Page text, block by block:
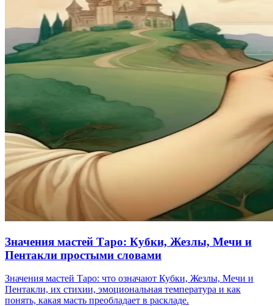
Значения мастей Таро: Кубки, Жезлы, Мечи и
Пентакли простыми словами
Значения мастей Таро: что означают Кубки, Жезлы, Мечи и
Пентакли, их стихии, эмоциональная температура и как
понять, какая масть преобладает в раскладе.